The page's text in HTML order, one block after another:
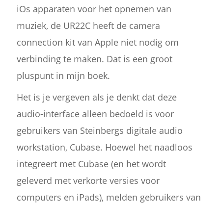
iOs apparaten voor het opnemen van
muziek, de UR22C heeft de camera
connection kit van Apple niet nodig om
verbinding te maken. Dat is een groot
pluspunt in mijn boek.
Het is je vergeven als je denkt dat deze
audio-interface alleen bedoeld is voor
gebruikers van Steinbergs digitale audio
workstation, Cubase. Hoewel het naadloos
integreert met Cubase (en het wordt
geleverd met verkorte versies voor
computers en iPads), melden gebruikers van